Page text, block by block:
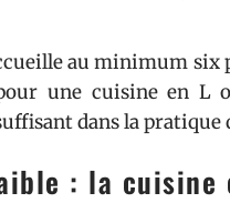
au minimum six
une cuisine en L
dans la pratique
: la cuisine